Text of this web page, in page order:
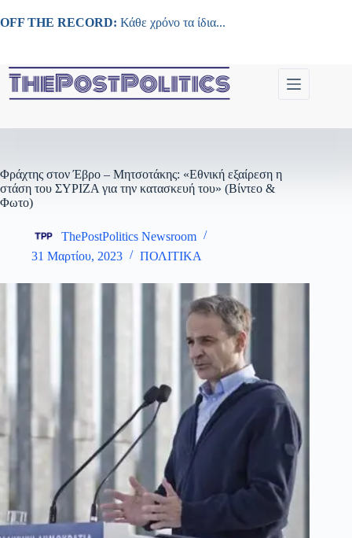
στο
OFF THE RECORD: Κάθε χρόνο τα ίδια...
Φράχτης στον Έβρο – Μητσοτάκης: «Εθνική εξαίρεση η
στάση του ΣΥΡΙΖΑ για την κατασκευή του» (Βίντεο &
Φωτο)
ThePostPolitics Newsroom
31 Μαρτίου, 2023
ΠΟΛΙΤΙΚΑ